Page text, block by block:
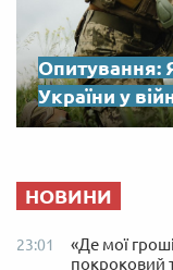
Опитування:
України у
НОВИНИ
23:01
«Де мої
покроковий